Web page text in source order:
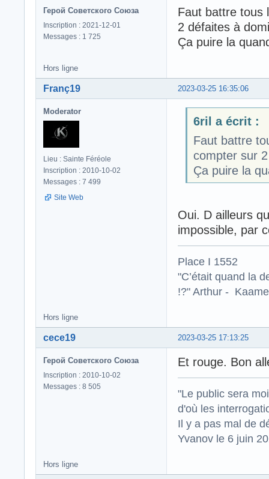
Герой Советского Союза
Inscription : 2021-12-01
Messages : 1 725
Faut battre tous
2 défaites à
Ça puire la
Hors ligne
2023-03-25 16:35:06
Franç19
Moderator
Lieu : Sainte Féréole
Inscription : 2010-10-02
Messages : 7 499
Site Web
6ril a écrit :
Faut battre
compter sur
Ça puire la
Oui. D ailleurs
impossible, par
Place I 1552
"C’était quand la
!?" Arthur -
Hors ligne
2023-03-25 17:13:25
cece19
Герой Советского Союза
Inscription : 2010-10-02
Messages : 8 505
Et rouge. Bon
"Le public sera
d'où les
Il y a pas mal de
Yvanov le 6 juin
Hors ligne